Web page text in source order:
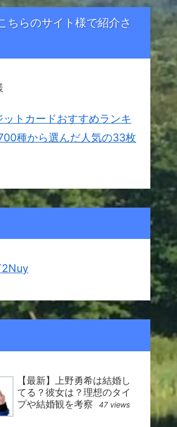
ちらのサイト様で紹介さ
ットカードおすすめランキ
種から選んだ人気の33枚
【最新】上野勇希は結婚し
てる？彼女は？理想のタイ
プや結婚観を考察
47 views